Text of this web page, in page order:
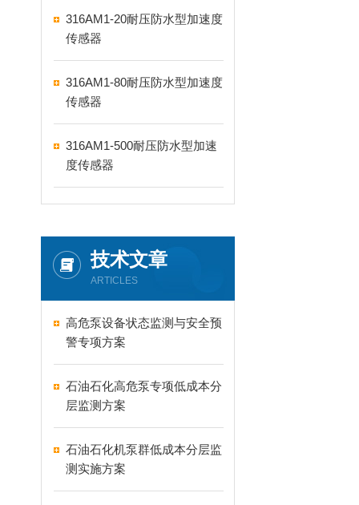
316AM1-20耐压防水型加速度
传感器
316AM1-80耐压防水型加速度
传感器
316AM1-500耐压防水型加速
度传感器
技术文章
ARTICLES
高危泵设备状态监测与安全预
警专项方案
石油石化高危泵专项低成本分
层监测方案
石油石化机泵群低成本分层监
测实施方案